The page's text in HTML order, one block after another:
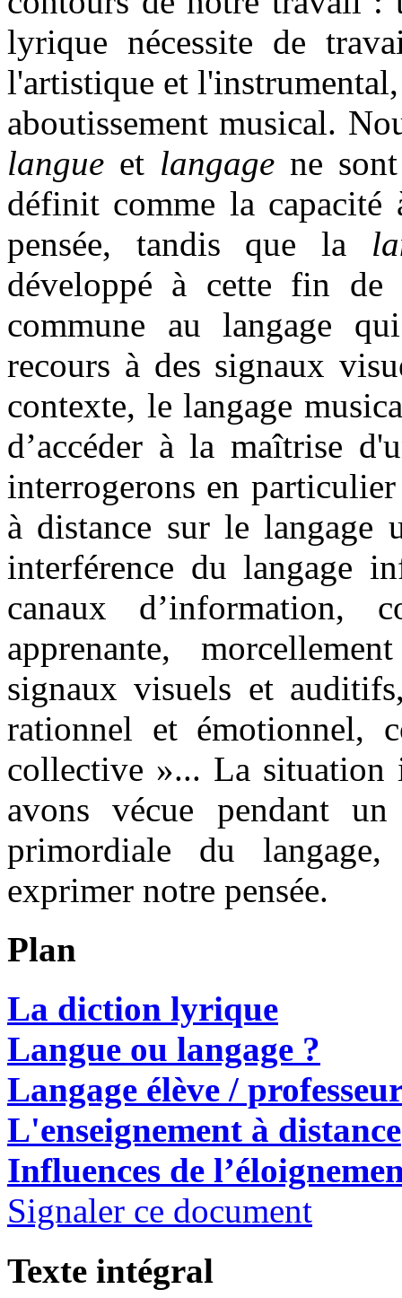
lyrique nécessite de
l'artistique et
aboutissement musical.
langue et langagene
définit comme la capacité
pensée, tandis que la
développé à cette fin de
commune au langage
recours à des signaux
contexte, le langage
d’accéder à la maîtrise
interrogerons en
à distance sur le langage
interférence du langage
canaux d’information,
apprenante,
signaux visuels et
rationnel et émotionnel,
collective »... La situation
avons vécue pendant
primordiale du
exprimer notre pensée.
Plan
La diction lyrique
Langue ou langage ?
Langage élève /
L'enseignement à distance
Influences de
Signaler ce document
Texte intégral